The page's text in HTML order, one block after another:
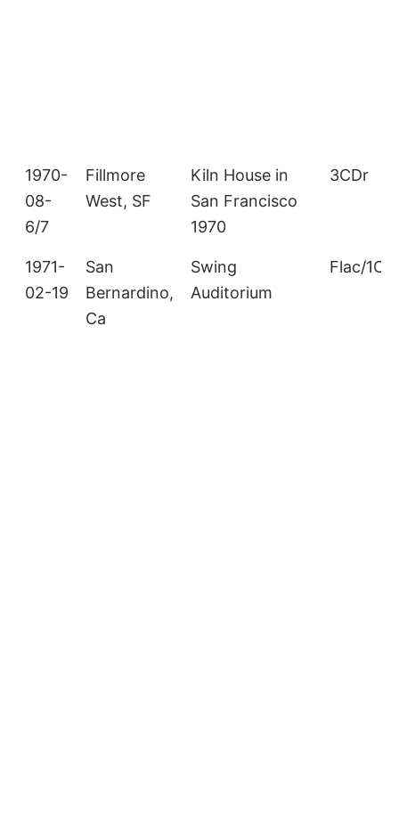
1970-
08-
6/7
Fillmore
West, SF
Kiln House in
San Francisco
1970
3CDr
1971-
02-19
San
Bernardino,
Ca
Swing
Auditorium
Flac/1CD